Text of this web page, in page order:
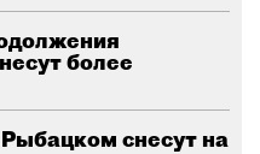
более
снесут на